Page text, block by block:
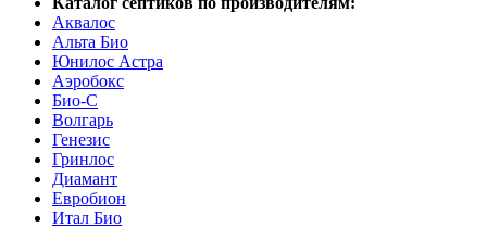
Аквалос
Альта Био
Юнилос Астра
Аэробокс
Био-С
Волгарь
Генезис
Гринлос
Диамант
Евробион
Итал Био